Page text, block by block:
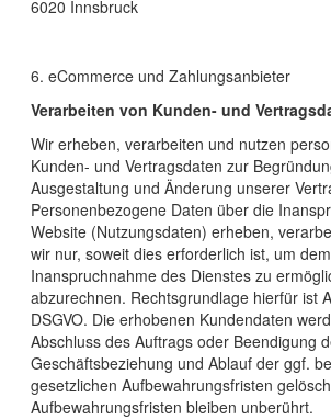
6020 Innsbruck
6. eCommerce und Zahlungsanbieter
Verarbeiten von Kunden- und
Wir erheben, verarbeiten und nutzen
Kunden- und Vertragsdaten zur
Ausgestaltung und Änderung unserer
Personenbezogene Daten über die
Website (Nutzungsdaten) erheben,
wir nur, soweit dies erforderlich ist, um
Inanspruchnahme des Dienstes zu
abzurechnen. Rechtsgrundlage hierfür ist
DSGVO. Die erhobenen Kundendaten
Abschluss des Auftrags oder Beendigung
Geschäftsbeziehung und Ablauf der ggf.
gesetzlichen Aufbewahrungsfristen
Aufbewahrungsfristen bleiben unberührt.